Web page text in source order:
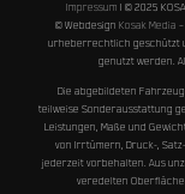
Impressum I © 2025
© Webdesign Kosak Media
urheberrechtlich geschützt
genutzt werden.
Die abgebildeten
teilweise Sonderausstattung
Leistungen, Maße und
von Irrtümern, Druck-,
jederzeit vorbehalten. Aus
veredelten